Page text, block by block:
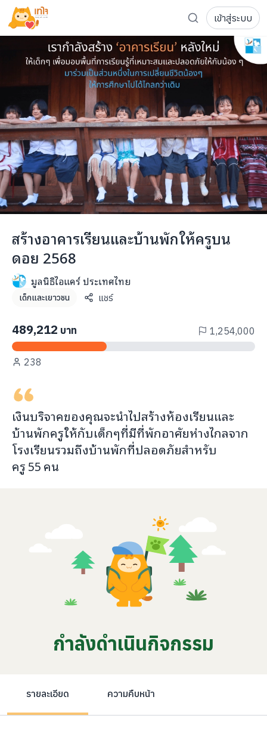
รู้จักเทใจ
เพจระดมทุน
เกี่ยวกับเรา
ความเคลื่อนไหว
การลดหย่อนภาษี
แฟนคลับศิลปิน
FAQ ผู้บริจาค
เจ้าของโครงการ
ส่งโครงการ
FAQ เจ้าของโครงการ
ติดต่อเรา
ภาษา: ไทย ENG
เข้าสู่ระบบ
สร้างอาคารเรียนและบ้านพักให้ครูบน
ดอย 2568
มูลนิธิไอแคร์ ประเทศไทย
เด็กและเยาวชน แชร์
489,212 บาท 1,254,000
238
เงินบริจาคของคุณจะนำไปสร้างห้องเรียนและ
บ้านพักครูให้กับเด็กๆที่มีที่พักอาศัยห่างไกลจาก
โรงเรียนรวมถึงบ้านพักที่ปลอดภัยสำหรับ
ครู55คน
กำลังดำเนินกิจกรรม
รายละเอียด ความคืบหน้า